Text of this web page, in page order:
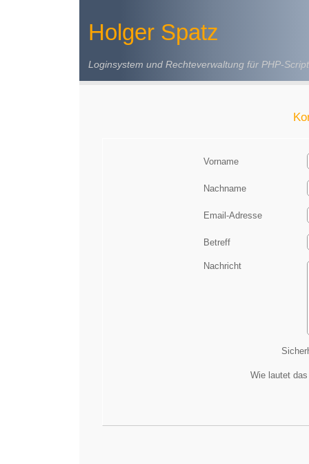
Holger Spatz
Loginsystem und Rechteverwaltung für PHP-
Vorname
Nachname
Email-Adresse
Betreff
Nachricht
Wie lautet